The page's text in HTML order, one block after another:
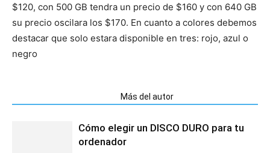
$120, con 500 GB tendra un precio de $160 y con 640 GB
su precio oscilara los $170. En cuanto a colores debemos
destacar que solo estara disponible en tres: rojo, azul o
negro
Más del autor
Cómo elegir un DISCO DURO para tu
ordenador